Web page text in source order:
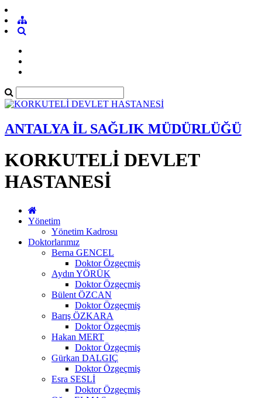
ANTALYA İL SAĞLIK MÜDÜRLÜĞÜ
KORKUTELİ DEVLET
HASTANESİ
Yönetim
Yönetim Kadrosu
Doktorlarımız
Berna GENCEL
Doktor Özgeçmiş
Aydın YÖRÜK
Doktor Özgeçmiş
Bülent ÖZCAN
Doktor Özgeçmiş
Barış ÖZKARA
Doktor Özgeçmiş
Hakan MERT
Doktor Özgeçmiş
Gürkan DALGIÇ
Doktor Özgeçmiş
Esra SESLİ
Doktor Özgeçmiş